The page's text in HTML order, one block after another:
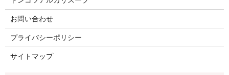
お問い合わせ
プライバシーポリシー
サイトマップ